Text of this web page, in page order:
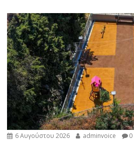
6 Αυγούστου 2026 adminvoice 0